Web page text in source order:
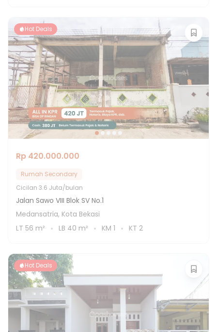
Hot Deals
Rp 420.000.000
Rumah Secondary
Cicilan 3.6 Juta/bulan
Jalan Sawo VIII Blok SV No.1
Medansatria, Kota Bekasi
LT 56 m² LB 40 m² KM 1 KT 2
Hot Deals